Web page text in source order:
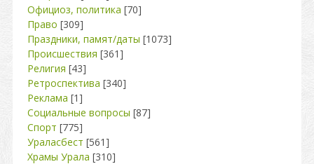
Официоз, политика [70]
Право [309]
Праздники, памят/даты [1073]
Происшествия [361]
Религия [43]
Ретроспектива [340]
Реклама [1]
Социальные вопросы [87]
Спорт [775]
Ураласбест [561]
Храмы Урала [310]